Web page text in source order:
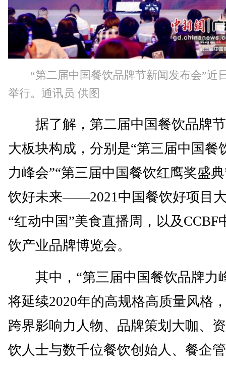
“第二届中国餐饮品牌节新闻发布会”近
举行。通讯员 供图
据了解，第二届中国餐饮品牌
大板块构成，分别是“第三届中国餐
力峰会”“第三届中国餐饮红鹰奖盛典
饮好未来——2021中国餐饮好项目
“红动中国”美食直播周，以及CCBF
饮产业品牌博览会。
其中，“第三届中国餐饮品牌力
将延续2020年的高规格高质量风格
跨界影响力人物、品牌策划大咖、
饮人士与数千位餐饮创始人、餐企